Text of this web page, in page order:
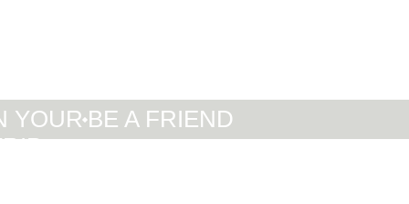
YOUR BE A FRIEND